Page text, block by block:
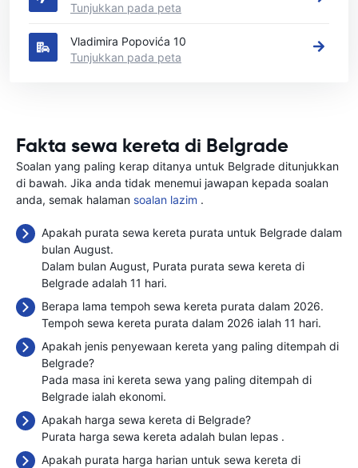
Tunjukkan pada peta
Vladimira Popovića 10
Tunjukkan pada peta
Fakta sewa kereta di Belgrade
Soalan yang paling kerap ditanya untuk Belgrade ditunjukkan
di bawah. Jika anda tidak menemui jawapan kepada soalan
anda, semak halaman soalan lazim .
Apakah purata sewa kereta purata untuk Belgrade dalam
bulan August.
Dalam bulan August, Purata purata sewa kereta di
Belgrade adalah 11 hari.
Berapa lama tempoh sewa kereta purata dalam 2026.
Tempoh sewa kereta purata dalam 2026 ialah 11 hari.
Apakah jenis penyewaan kereta yang paling ditempah di
Belgrade?
Pada masa ini kereta sewa yang paling ditempah di
Belgrade ialah ekonomi.
Apakah harga sewa kereta di Belgrade?
Purata harga sewa kereta adalah bulan lepas .
Apakah purata harga harian untuk sewa kereta di